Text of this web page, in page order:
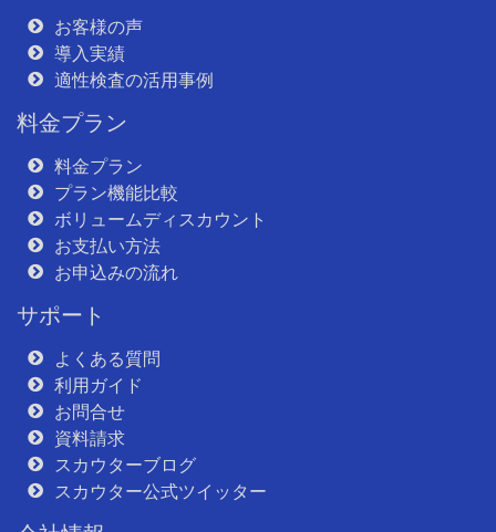
お客様の声
導入実績
適性検査の活用事例
料金プラン
料金プラン
プラン機能比較
ボリュームディスカウント
お支払い方法
お申込みの流れ
サポート
よくある質問
利用ガイド
お問合せ
資料請求
スカウターブログ
スカウター公式ツイッター